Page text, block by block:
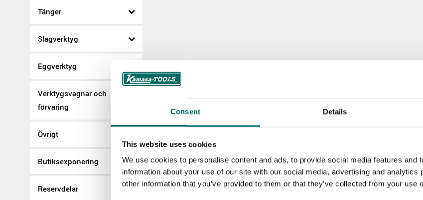
Consent Details
This website uses cookies
We use cookies to personalise content and ads, to provide social media features and
information about your use of our site with our social media, advertising and analytics
other information that you’ve provided to them or that they’ve collected from your use
Tänger
Slagverktyg
Eggverktyg
Verktygsvagnar och
förvaring
Övrigt
Butiksexponering
Reservdelar